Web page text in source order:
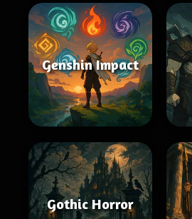
Genshin Impact
Gothic Horror